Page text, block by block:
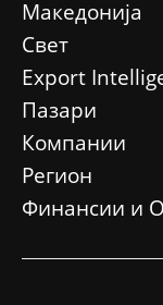
Македонија
Свет
Еxport
Пазари
Компании
Регион
Финансии и